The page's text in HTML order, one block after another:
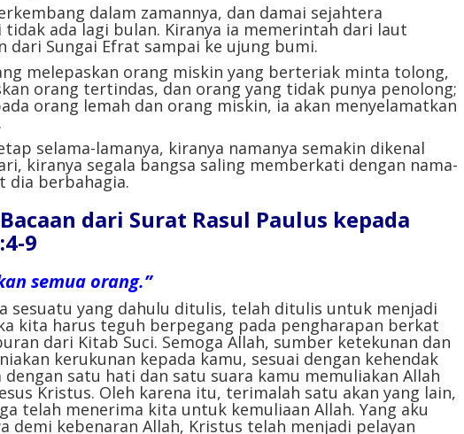
dalam zamannya, dan damai sejahtera
ada lagi bulan. Kiranya ia memerintah dari laut
dari Sungai Efrat sampai ke ujung bumi.
melepaskan orang miskin yang berteriak minta tolong,
orang tertindas, dan orang yang tidak punya penolong;
orang lemah dan orang miskin, ia akan menyelamatkan
selama-lamanya, kiranya namanya semakin dikenal
kiranya segala bangsa saling memberkati dengan nama-
dia berbahagia.
Bacaan dari Surat Rasul Paulus kepada
9
semua orang.”
sesuatu yang dahulu ditulis, telah ditulis untuk menjadi
kita harus teguh berpegang pada pengharapan berkat
dari Kitab Suci. Semoga Allah, sumber ketekunan dan
kerukunan kepada kamu, sesuai dengan kehendak
dengan satu hati dan satu suara kamu memuliakan Allah
Kristus. Oleh karena itu, terimalah satu akan yang lain,
telah menerima kita untuk kemuliaan Allah. Yang aku
demi kebenaran Allah, Kristus telah menjadi pelayan